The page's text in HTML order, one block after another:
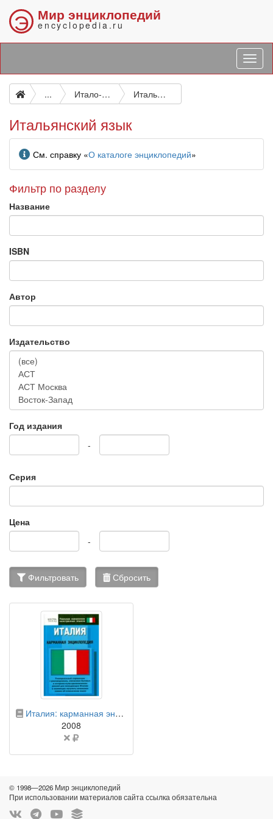
Э Мир энциклопедий
encyclopedia.ru
... Итало-романские языки Итальянский язык
Итальянский язык
Информация
См. справку «О каталоге энциклопедий»
Фильтр по разделу
Название
ISBN
Автор
Издательство
Год издания
-
Серия
Цена
-
Фильтровать Сбросить
бумажная книга
Италия: карманная энциклопедия
2008
Цена
© 1998—2026 Мир энциклопедий
При использовании материалов сайта ссылка обязательна